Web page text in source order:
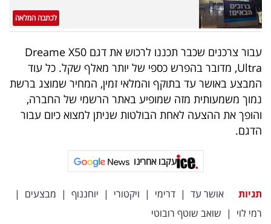
עקבו
אחרינו:
לכתבה המלאה
עבור צרכנים שכבר תכננו לרכוש את דגם Dreame X50
Ultra, מדובר בהפרש כספי של יותר מאלף שקל. כל עוד
המבצע באושר עד בתוקף והמלאי זמין, המחיר שמוצג ברשת
נמוך משמעותית מזה שמופיע באתר הרשמי של החברה,
והופך את ההצעה לאחת הבולטות שניתן למצוא כיום עבור
הדגם.
עקבו אחרינו
תגיות אושר עד | דרימי | ויקטורי | יוחננוף | מבצעים |
רמי לוי | שואב שוטף רובוטי